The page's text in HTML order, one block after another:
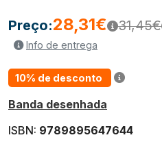
Preço:28,31€ 31,45€
Info de entrega
10% de desconto
Banda desenhada
ISBN: 9789895647644